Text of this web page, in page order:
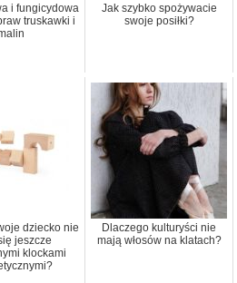
i fungicydowa
truskawki i
Jak szybko spożywacie
swoje posiłki?
dziecko nie
jeszcze
klockami
Dlaczego kulturyści nie
mają włosów na klatach?